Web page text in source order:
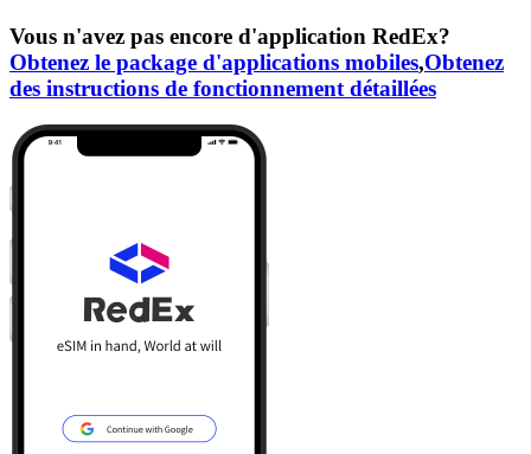
Vous n'avez pas encore d'application RedEx?
Obtenez le package d'applications mobiles,Obtenez
des instructions de fonctionnement détaillées